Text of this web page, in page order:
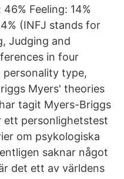
Feeling: 14%
(INFJ stands for
Judging and
in four
personality type,
Myers' theories
tagit Myers-Briggs
ett personlighetstest
om psykologiska
saknar något
det ett av världens